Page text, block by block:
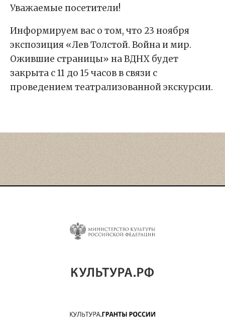
Уважаемые посетители!
Информируем вас о том, что 23 ноября
экспозиция «Лев Толстой. Война и мир.
Ожившие страницы» на ВДНХ будет
закрыта с 11 до 15 часов в связи с
проведением театрализованной экскурсии.